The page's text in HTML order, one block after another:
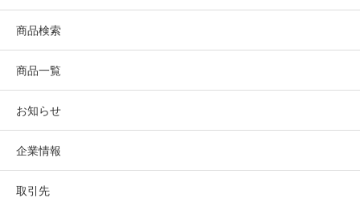
商品検索
商品一覧
お知らせ
企業情報
取引先